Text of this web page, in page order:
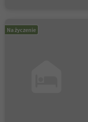
Na życzenie